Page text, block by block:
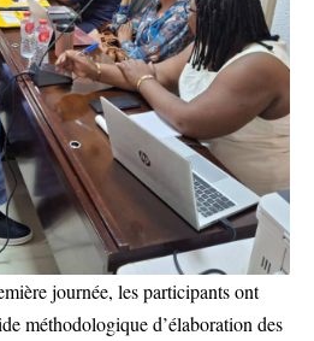
journée, les participants ont
méthodologique d’élaboration des